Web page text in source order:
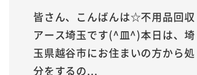
皆さん、こんばんは☆不用品回収
アース埼玉です(^皿^)本日は、埼
玉県越谷市にお住まいの方から処
分をするの...